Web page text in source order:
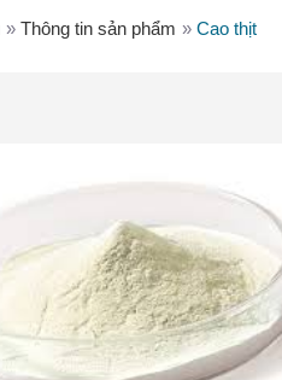
» Thông tin sản phẩm » Cao thịt